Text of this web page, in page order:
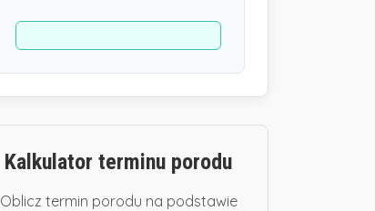
Kalkulator terminu porodu
Oblicz termin porodu na podstawie